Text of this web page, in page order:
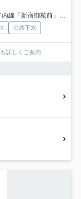
線「新宿御苑前」駅 徒歩8分
公共下水
詳しくご案内